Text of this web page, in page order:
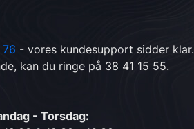
- vores kundesupport sidder klar.
kan du ringe på 38 41 15 55.
- Torsdag: